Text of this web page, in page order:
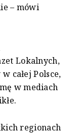
– mówi
Lokalnych,
całej Polsce,
w mediach
regionach